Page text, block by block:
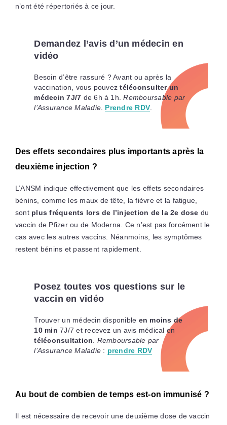
n’ont été répertoriés à ce jour.
Demandez l’avis d’un médecin en
vidéo
Besoin d’être rassuré ? Avant ou après la
vaccination, vous pouveztéléconsulter un
médecin 7J/7 de 6h à 1h.Remboursable par
l’Assurance Maladie. Prendre RDV
Des effets secondaires plus importants après la
deuxième injection ?
L’ANSM indique effectivement que les effets secondaires
bénins, comme les maux de tête, la fièvre et la fatigue,
sont plus fréquents lors de l’injection de la 2e dose du
vaccin de Pfizer ou de Moderna. Ce n’est pas forcément le
cas avec les autres vaccins. Néanmoins, les symptômes
restent bénins et passent rapidement.
Posez toutes vos questions sur le
vaccin en vidéo
Trouver un médecin disponible en moins de
10 min 7J/7 et recevez un avis médical en
téléconsultation
Remboursable par
l’Assurance Maladie: prendre RDV
Au bout de combien de temps est-on immunisé ?
Il est nécessaire de recevoir une deuxième dose de vaccin